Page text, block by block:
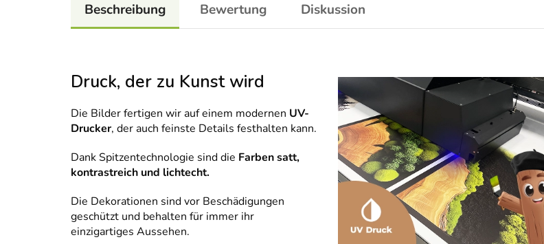
Beschreibung Bewertung Diskussion
Druck, der zu Kunst wird
Die Bilder fertigen wir auf einem modernen UV-
Drucker, der auch feinste Details festhalten kann.
Dank Spitzentechnologie sind die Farben satt,
kontrastreich und lichtecht.
Die Dekorationen sind vor Beschädigungen
geschützt und behalten für immer ihr
einzigartiges Aussehen.